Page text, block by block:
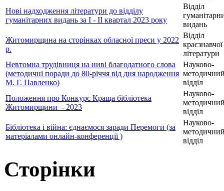
Нові надходження літератури до відділу
гуманітарних видань за I - II квартал 2023 року
Відділ
видань
Житомирщина на сторінках обласної преси у 2022
р.
Відділ
краєзнавчої
літератури
Невтомна трудівниця на ниві благодатного слова
(методичні поради до 80-річчя від дня народження
М. Г. Павленко)
Науково-
відділ
Положення про Конкурс Краща бібліотека
Житомирщини_- 2023
Науково-
відділ
Бібліотека і війна: єднаємося заради Перемоги (за
матеріалами онлайн-конференції )
Науково-
відділ
Сторінки